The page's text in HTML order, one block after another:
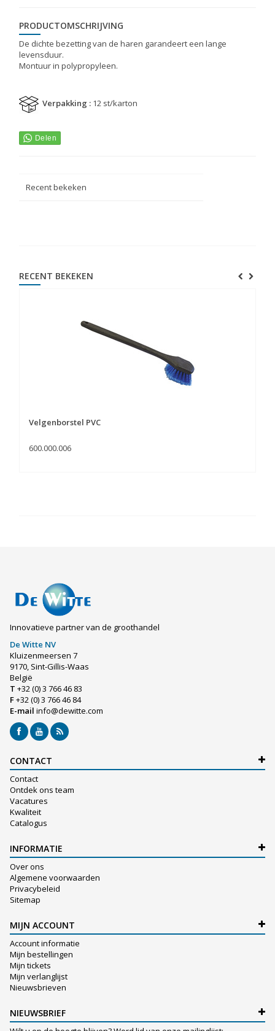
PRODUCTOMSCHRIJVING
De dichte bezetting van de haren garandeert een lange
levensduur.
Montuur in polypropyleen.
Verpakking : 12 st/karton
Recent bekeken
RECENT BEKEKEN
Velgenborstel PVC
600.000.006
Innovatieve partner van de groothandel
De Witte NV
Kluizenmeersen 7
9170, Sint-Gillis-Waas
België
T +32 (0) 3 766 46 83
F+32 (0) 3 766 46 84
E-mail info@dewitte.com
CONTACT
Contact
Ontdek ons team
Vacatures
Kwaliteit
Catalogus
INFORMATIE
Over ons
Algemene voorwaarden
Privacybeleid
Sitemap
MIJN ACCOUNT
Account informatie
Mijn bestellingen
Mijn tickets
Mijn verlanglijst
Nieuwsbrieven
NIEUWSBRIEF